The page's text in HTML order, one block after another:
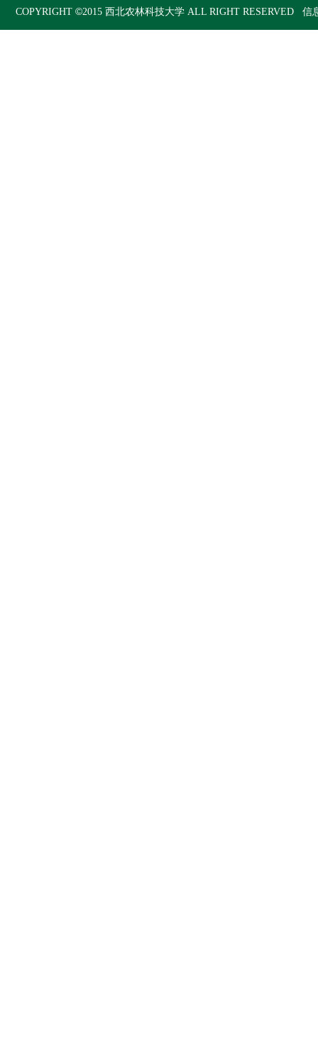
COPYRIGHT©2015西北农林科技大学 ALL RIGHT RESERVED 信